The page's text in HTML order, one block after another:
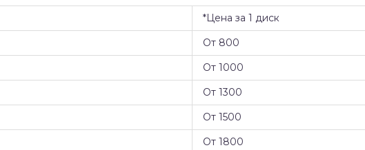
*Цена за 1 диск
От 800
От 1000
От 1300
От 1500
От 1800